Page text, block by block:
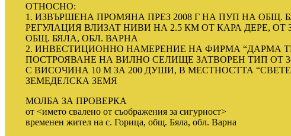
ОТНОСНО:
1. ИЗВЪРШЕНА ПРОМЯНА ПРЕЗ 2008 Г НА ПУП НА ОБЩ.
РЕГУЛАЦИЯ ВЛИЗАТ НИВИ НА 2.5 КМ ОТ КАРА ДЕРЕ,
ОБЩ. БЯЛА, ОБЛ. ВАРНА
2. ИНВЕСТИЦИОННО НАМЕРЕНИЕ НА ФИРМА “ДАРМА
ПОСТРОЯВАНЕ НА ВИЛНО СЕЛИЩЕ ЗАТВОРЕН ТИП ОТ
С ВИСОЧИНА 10 М ЗА 200 ДУШИ, В МЕСТНОСТТА
ЗЕМЕДЕЛСКА ЗЕМЯ
МОЛБА ЗА ПРОВЕРКА
от <името свалено от съображения за сигурност>
временен жител на с. Горица, общ. Бяла, обл. Варна